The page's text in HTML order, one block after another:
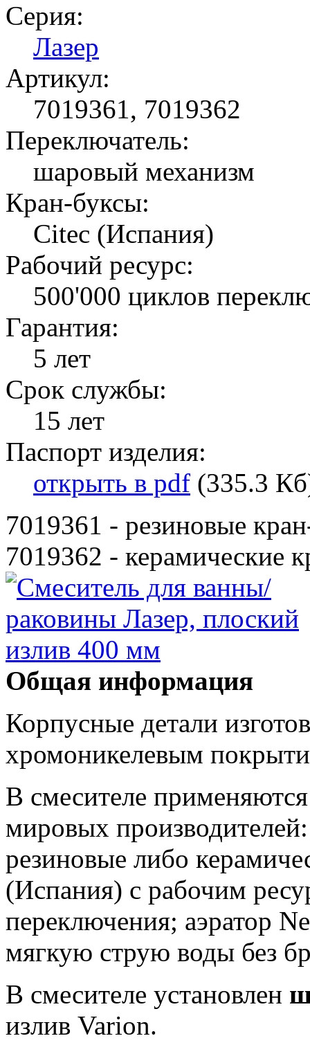
Серия:
Лазер
Артикул:
7019361, 7019362
Переключатель:
шаровый механизм
Кран-буксы:
Citec (Испания)
Рабочий ресурс:
500'000 циклов
Гарантия:
5 лет
Срок службы:
15 лет
Паспорт изделия:
открыть в pdf (335.3
7019361 - резиновые
7019362 - керамические
Общая информация
Корпусные детали
хромоникелевым
В смесителе
мировых производителей:
резиновые либо
(Испания) с рабочим
переключения; аэратор
мягкую струю воды без
В смесителе установлен
излив Varion.